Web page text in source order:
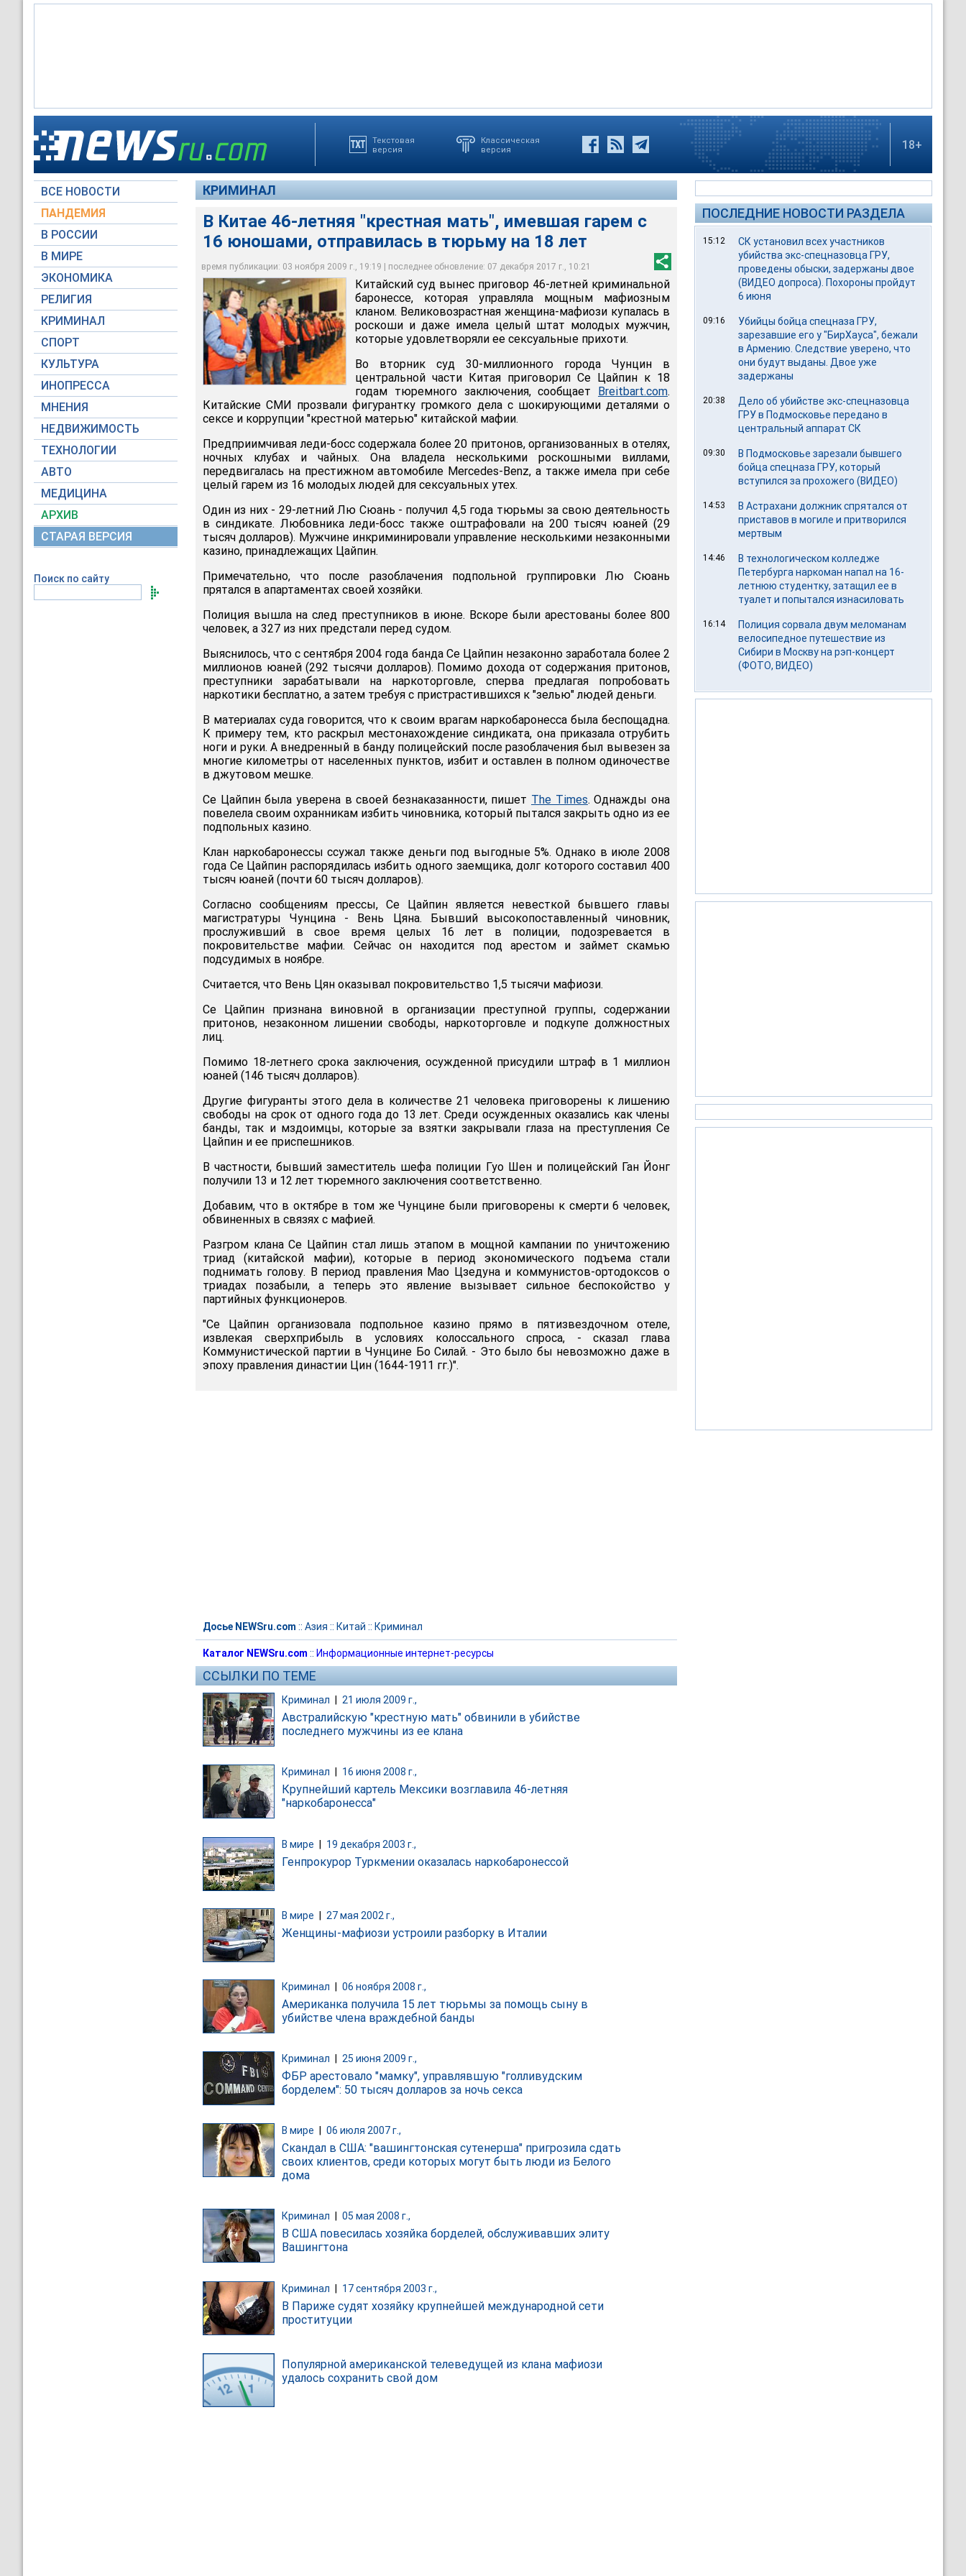
Текстовая
версия
Классическая
версия
18+
ВСЕ НОВОСТИ
ПАНДЕМИЯ
В РОССИИ
В МИРЕ
ЭКОНОМИКА
РЕЛИГИЯ
КРИМИНАЛ
СПОРТ
КУЛЬТУРА
ИНОПРЕССА
МНЕНИЯ
НЕДВИЖИМОСТЬ
ТЕХНОЛОГИИ
АВТО
МЕДИЦИНА
АРХИВ
СТАРАЯ ВЕРСИЯ
Поиск по сайту
КРИМИНАЛ
В Китае 46-летняя "крестная мать", имевшая гарем с
16 юношами, отправилась в тюрьму на 18 лет
время публикации: 03 ноября 2009 г., 19:19 | последнее обновление: 07 декабря 2017 г., 10:21
В Китае 46-летняя "крестная мать", имевшая гарем с 16 юношами, отправилась в
тюрьму на 18 лет
Xinhuanet.com
Китайский суд вынес приговор 46-летней криминальной
баронессе, которая управляла мощным мафиозным
кланом. Великовозрастная женщина-мафиози купалась в
роскоши и даже имела целый штат молодых мужчин,
которые удовлетворяли ее сексуальные прихоти.
Во вторник суд 30-миллионного города Чунцин в
центральной части Китая приговорил Се Цайпин к 18
годам тюремного заключения, сообщает Breitbart.com.
Китайские СМИ прозвали фигурантку громкого дела с шокирующими деталями о
сексе и коррупции "крестной матерью" китайской мафии.
Предприимчивая леди-босс содержала более 20 притонов, организованных в отелях,
ночных клубах и чайных. Она владела несколькими роскошными виллами,
передвигалась на престижном автомобиле Mercedes-Benz, а также имела при себе
целый гарем из 16 молодых людей для сексуальных утех.
Один из них - 29-летний Лю Сюань - получил 4,5 года тюрьмы за свою деятельность
в синдикате. Любовника леди-босс также оштрафовали на 200 тысяч юаней (29
тысяч долларов). Мужчине инкриминировали управление несколькими незаконными
казино, принадлежащих Цайпин.
Примечательно, что после разоблачения подпольной группировки Лю Сюань
прятался в апартаментах своей хозяйки.
Полиция вышла на след преступников в июне. Вскоре были арестованы более 800
человек, а 327 из них предстали перед судом.
Выяснилось, что с сентября 2004 года банда Се Цайпин незаконно заработала более 2
миллионов юаней (292 тысячи долларов). Помимо дохода от содержания притонов,
преступники зарабатывали на наркоторговле, сперва предлагая попробовать
наркотики бесплатно, а затем требуя с пристрастившихся к "зелью" людей деньги.
В материалах суда говорится, что к своим врагам наркобаронесса была беспощадна.
К примеру тем, кто раскрыл местонахождение синдиката, она приказала отрубить
ноги и руки. А внедренный в банду полицейский после разоблачения был вывезен за
многие километры от населенных пунктов, избит и оставлен в полном одиночестве
в джутовом мешке.
Се Цайпин была уверена в своей безнаказанности, пишет The Times. Однажды она
повелела своим охранникам избить чиновника, который пытался закрыть одно из ее
подпольных казино.
Клан наркобаронессы ссужал также деньги под выгодные 5%. Однако в июле 2008
года Се Цайпин распорядилась избить одного заемщика, долг которого составил 400
тысяч юаней (почти 60 тысяч долларов).
Согласно сообщениям прессы, Се Цайпин является невесткой бывшего главы
магистратуры Чунцина - Вень Цяна. Бывший высокопоставленный чиновник,
прослуживший в свое время целых 16 лет в полиции, подозревается в
покровительстве мафии. Сейчас он находится под арестом и займет скамью
подсудимых в ноябре.
Считается, что Вень Цян оказывал покровительство 1,5 тысячи мафиози.
Се Цайпин признана виновной в организации преступной группы, содержании
притонов, незаконном лишении свободы, наркоторговле и подкупе должностных
лиц.
Помимо 18-летнего срока заключения, осужденной присудили штраф в 1 миллион
юаней (146 тысяч долларов).
Другие фигуранты этого дела в количестве 21 человека приговорены к лишению
свободы на срок от одного года до 13 лет. Среди осужденных оказались как члены
банды, так и мздоимцы, которые за взятки закрывали глаза на преступления Се
Цайпин и ее приспешников.
В частности, бывший заместитель шефа полиции Гуо Шен и полицейский Ган Йонг
получили 13 и 12 лет тюремного заключения соответственно.
Добавим, что в октябре в том же Чунцине были приговорены к смерти 6 человек,
обвиненных в связях с мафией.
Разгром клана Се Цайпин стал лишь этапом в мощной кампании по уничтожению
триад (китайской мафии), которые в период экономического подъема стали
поднимать голову. В период правления Мао Цзедуна и коммунистов-ортодоксов о
триадах позабыли, а теперь это явление вызывает сильное беспокойство у
партийных функционеров.
"Се Цайпин организовала подпольное казино прямо в пятизвездочном отеле,
извлекая сверхприбыль в условиях колоссального спроса, - сказал глава
Коммунистической партии в Чунцине Бо Силай. - Это было бы невозможно даже в
эпоху правления династии Цин (1644-1911 гг.)".
Досье NEWSru.com :: Азия :: Китай :: Криминал
Каталог NEWSru.com :: Информационные интернет-ресурсы
ССЫЛКИ ПО ТЕМЕ
Криминал 21 июля 2009 г.,
Австралийскую "крестную мать" обвинили в убийстве
последнего мужчины из ее клана
Криминал 16 июня 2008 г.,
Крупнейший картель Мексики возглавила 46-летняя
"наркобаронесса"
В мире | 19 декабря 2003 г.,
Генпрокурор Туркмении оказалась наркобаронессой
В мире | 27 мая 2002 г.,
Женщины-мафиози устроили разборку в Италии
Криминал | 06 ноября 2008 г.,
Американка получила 15 лет тюрьмы за помощь сыну в
убийстве члена враждебной банды
Криминал 25 июня 2009 г.,
ФБР арестовало "мамку", управлявшую "голливудским
борделем": 50 тысяч долларов за ночь секса
В мире 06 июля 2007 г.,
Скандал в США: "вашингтонская сутенерша" пригрозила сдать
своих клиентов, среди которых могут быть люди из Белого
дома
Криминал 05 мая 2008 г.,
В США повесилась хозяйка борделей, обслуживавших элиту
Вашингтона
Криминал | 17 сентября 2003 г.,
В Париже судят хозяйку крупнейшей международной сети
проституции
Популярной американской телеведущей из клана мафиози
удалось сохранить свой дом
ПОСЛЕДНИЕ НОВОСТИ РАЗДЕЛА
15:12
СК установил всех участников
убийства экс-спецназовца ГРУ,
проведены обыски, задержаны двое
(ВИДЕО допроса). Похороны пройдут
6 июня
09:16
Убийцы бойца спецназа ГРУ,
зарезавшие его у "БирХауса", бежали
в Армению. Следствие уверено, что
они будут выданы. Двое уже
задержаны
20:38
Дело об убийстве экс-спецназовца
ГРУ в Подмосковье передано в
центральный аппарат СК
09:30
В Подмосковье зарезали бывшего
бойца спецназа ГРУ, который
вступился за прохожего (ВИДЕО)
14:53
В Астрахани должник спрятался от
приставов в могиле и притворился
мертвым
14:46
В технологическом колледже
Петербурга наркоман напал на 16-
летнюю студентку, затащил ее в
туалет и попытался изнасиловать
16:14
Полиция сорвала двум меломанам
велосипедное путешествие из
Сибири в Москву на рэп-концерт
(ФОТО, ВИДЕО)